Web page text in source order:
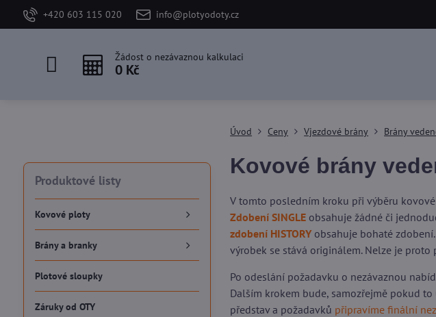
+420 603 115 020 info@plotyodoty.cz
Žádost o nezávaznou kalkulaci
0 Kč
Úvod Ceny Vjezdové brány Brány
Kovové brány
V tomto posledním kroku při výběru
Zdobení SINGLE obsahuje žádné či
zdobení HISTORYobsahuje bohaté
výrobek se stává originálem. Nelze je
Po odeslání požadavku o nezávaznou
Dalším krokem bude, samozřejmě pokud
představ a požadavků připravíme finální
Produktové listy
Kovové ploty
Brány a branky
Plotové sloupky
Záruky od OTY